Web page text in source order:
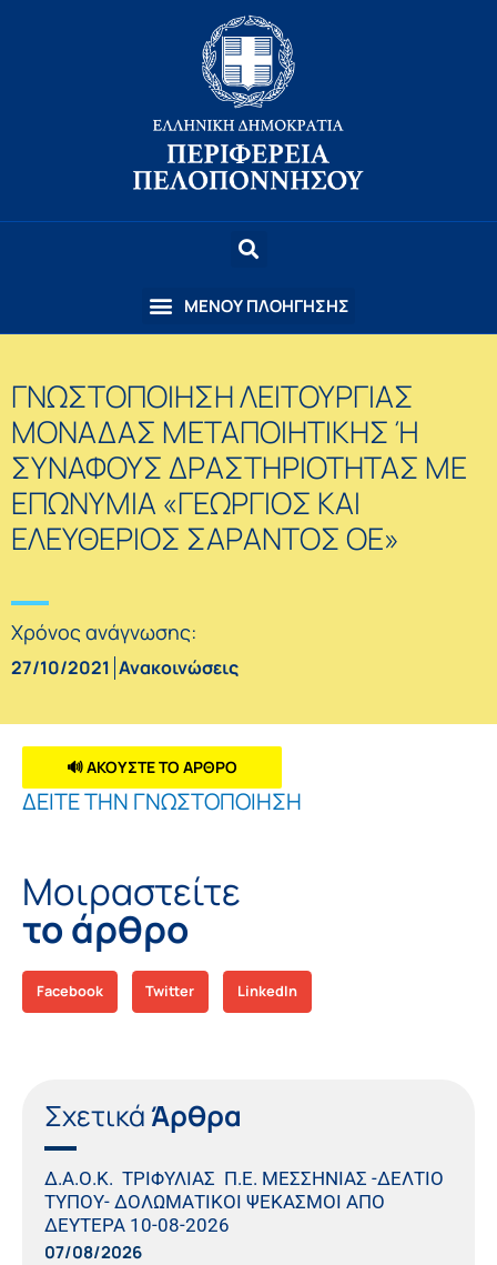
ΓΝΩΣΤΟΠΟΙΗΣΗ ΛΕΙΤΟΥΡΓΙΑΣ
ΜΟΝΑΔΑΣ ΜΕΤΑΠΟΙΗΤΙΚΗΣ Ή
ΣΥΝΑΦΟΥΣ ΔΡΑΣΤΗΡΙΟΤΗΤΑΣ ΜΕ
ΕΠΩΝΥΜΙΑ «ΓΕΩΡΓΙΟΣ ΚΑΙ
ΕΛΕΥΘΕΡΙΟΣ ΣΑΡΑΝΤΟΣ ΟΕ»
Χρόνος ανάγνωσης:
27/10/2021 Ανακοινώσεις
🔊 ΑΚΟΥΣΤΕ ΤΟ ΑΡΘΡΟ
ΔΕΙΤΕ ΤΗΝ ΓΝΩΣΤΟΠΟΙΗΣΗ
Μοιραστείτε
το άρθρο
Facebook Twitter LinkedIn
Σχετικά Άρθρα
Δ.Α.Ο.Κ. ΤΡΙΦΥΛΙΑΣ Π.Ε. ΜΕΣΣΗΝΙΑΣ -ΔΕΛΤΙΟ
ΤΥΠΟΥ- ΔΟΛΩΜΑΤΙΚΟΙ ΨΕΚΑΣΜΟΙ ΑΠΟ
ΔΕΥΤΕΡΑ 10-08-2026
07/08/2026